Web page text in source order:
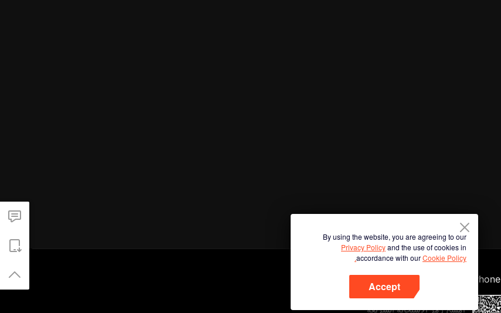
By using the website, you are agreeing to our
Privacy Policyand the use of cookies in
accordance with ourCookie Policy.
Accept
Phone
امسح رمز الاستجابة السريعة